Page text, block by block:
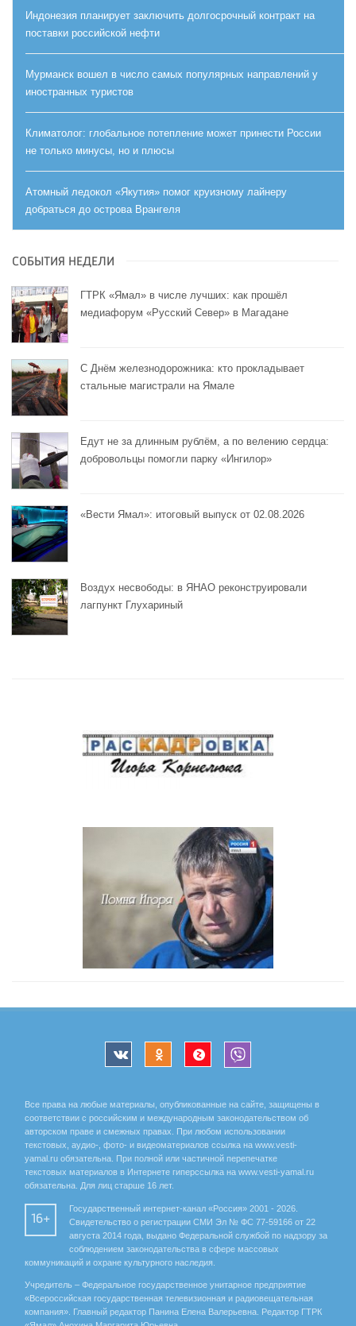
Индонезия планирует заключить долгосрочный контракт на
поставки российской нефти
Мурманск вошел в число самых популярных направлений у
иностранных туристов
Климатолог: глобальное потепление может принести России
не только минусы, но и плюсы
Атомный ледокол «Якутия» помог круизному лайнеру
добраться до острова Врангеля
СОБЫТИЯ НЕДЕЛИ
ГТРК «Ямал» в числе лучших: как прошёл
медиафорум «Русский Север» в Магадане
С Днём железнодорожника: кто прокладывает
стальные магистрали на Ямале
Едут не за длинным рублём, а по велению сердца:
добровольцы помогли парку «Ингилор»
«Вести Ямал»: итоговый выпуск от 02.08.2026
Воздух несвободы: в ЯНАО реконструировали
лагпункт Глухариный
Все права на любые материалы, опубликованные на сайте, защищены в
соответствии с российским и международным законодательством об
авторском праве и смежных правах. При любом использовании
текстовых, аудио-, фото- и видеоматериалов ссылка на www.vesti-
yamal.ru обязательна. При полной или частичной перепечатке
текстовых материалов в Интернете гиперссылка на www.vesti-yamal.ru
обязательна. Для лиц старше 16 лет.
16+
Государственный интернет-канал «Россия» 2001 - 2026.
Свидетельство о регистрации СМИ Эл № ФС 77-59166 от 22
августа 2014 года, выдано Федеральной службой по надзору за
соблюдением законодательства в сфере массовых
коммуникаций и охране культурного наследия.
Учредитель – Федеральное государственное унитарное предприятие
«Всероссийская государственная телевизионная и радиовещательная
компания». Главный редактор Панина Елена Валерьевна. Редактор ГТРК